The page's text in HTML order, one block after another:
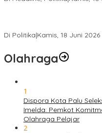
Di Politika|Kamis, 18 Juni 2026
Olahraga
1
Dispora Kota Palu
Imelda: Pemkot
Olahraga Pelajar
2